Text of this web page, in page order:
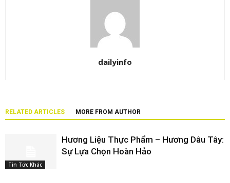
dailyinfo
RELATED ARTICLES MORE FROM AUTHOR
Tin Tức Khác
Hương Liệu Thực Phẩm – Hương Dâu Tây:
Sự Lựa Chọn Hoàn Hảo